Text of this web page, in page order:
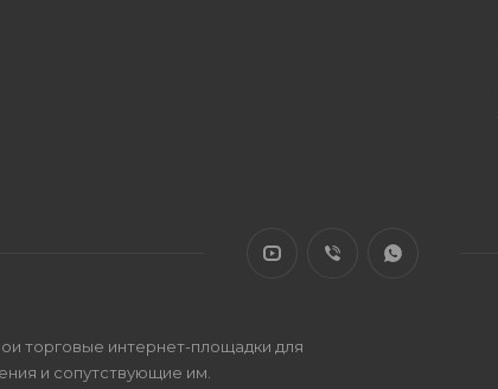
торговые интернет-площадки для
и сопутствующие им.